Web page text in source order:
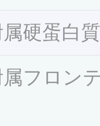
硬蛋白
フロン